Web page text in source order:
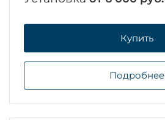
Купить
Подробнее